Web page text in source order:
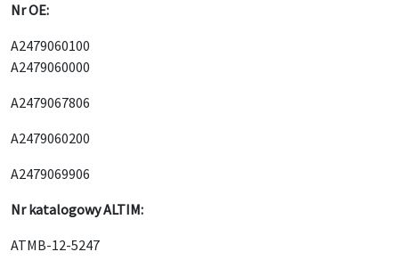
Nr OE:
A2479060100
A2479060000
A2479067806
A2479060200
A2479069906
Nr katalogowy ALTIM:
ATMB-12-5247